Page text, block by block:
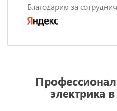
Благодарим за
электрика